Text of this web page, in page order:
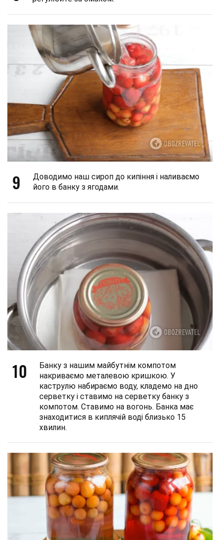
9
Доводимо наш сироп до кипіння і наливаємо
його в банку з ягодами.
10
Банку з нашим майбутнім компотом
накриваємо металевою кришкою. У
каструлю набираємо воду, кладемо на дно
серветку і ставимо на серветку банку з
компотом. Ставимо на вогонь. Банка має
знаходитися в киплячій воді близько 15
хвилин.